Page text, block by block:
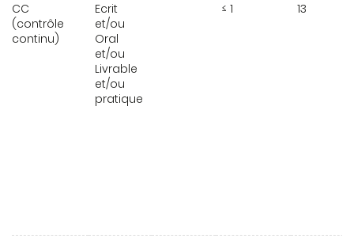
CC
(contrôle
continu)
Ecrit
et/ou
Oral
et/ou
Livrable
et/ou
pratique
≤ 1 13